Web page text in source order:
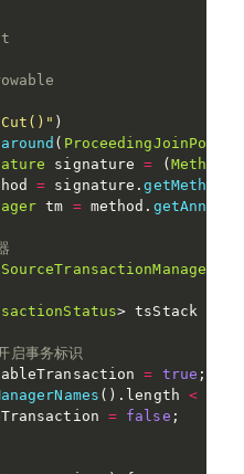
)
around ( ProceedingJoinPoint
signature = (
= signature .getMethod
tm = method .
> tsStack
启事务标识
= true ;
( ) . length <
= false ;